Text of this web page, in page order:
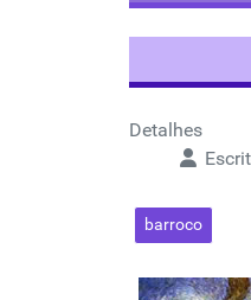
Detalhes
barroco